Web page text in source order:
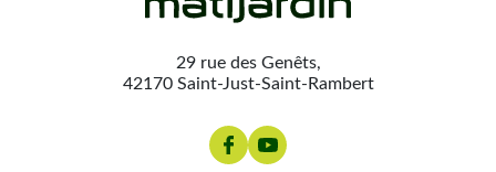
29 rue des Genêts,
42170 Saint-Just-Saint-Rambert